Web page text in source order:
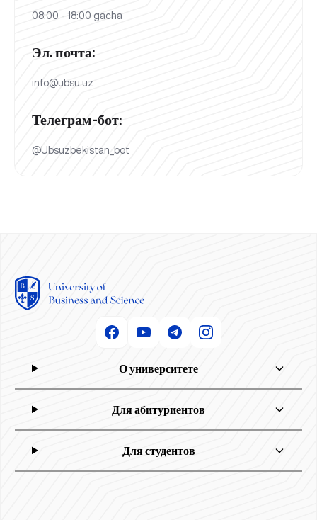
08:00 - 18:00 gacha
Эл. почта:
info@ubsu.uz
Телеграм-бот:
@Ubsuzbekistan_bot
О университете
Для абитуриентов
Для студентов